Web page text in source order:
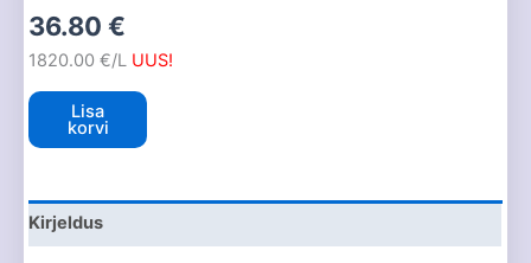
36.80€
1820.00 €/L UUS!
Lisa
korvi
Kirjeldus